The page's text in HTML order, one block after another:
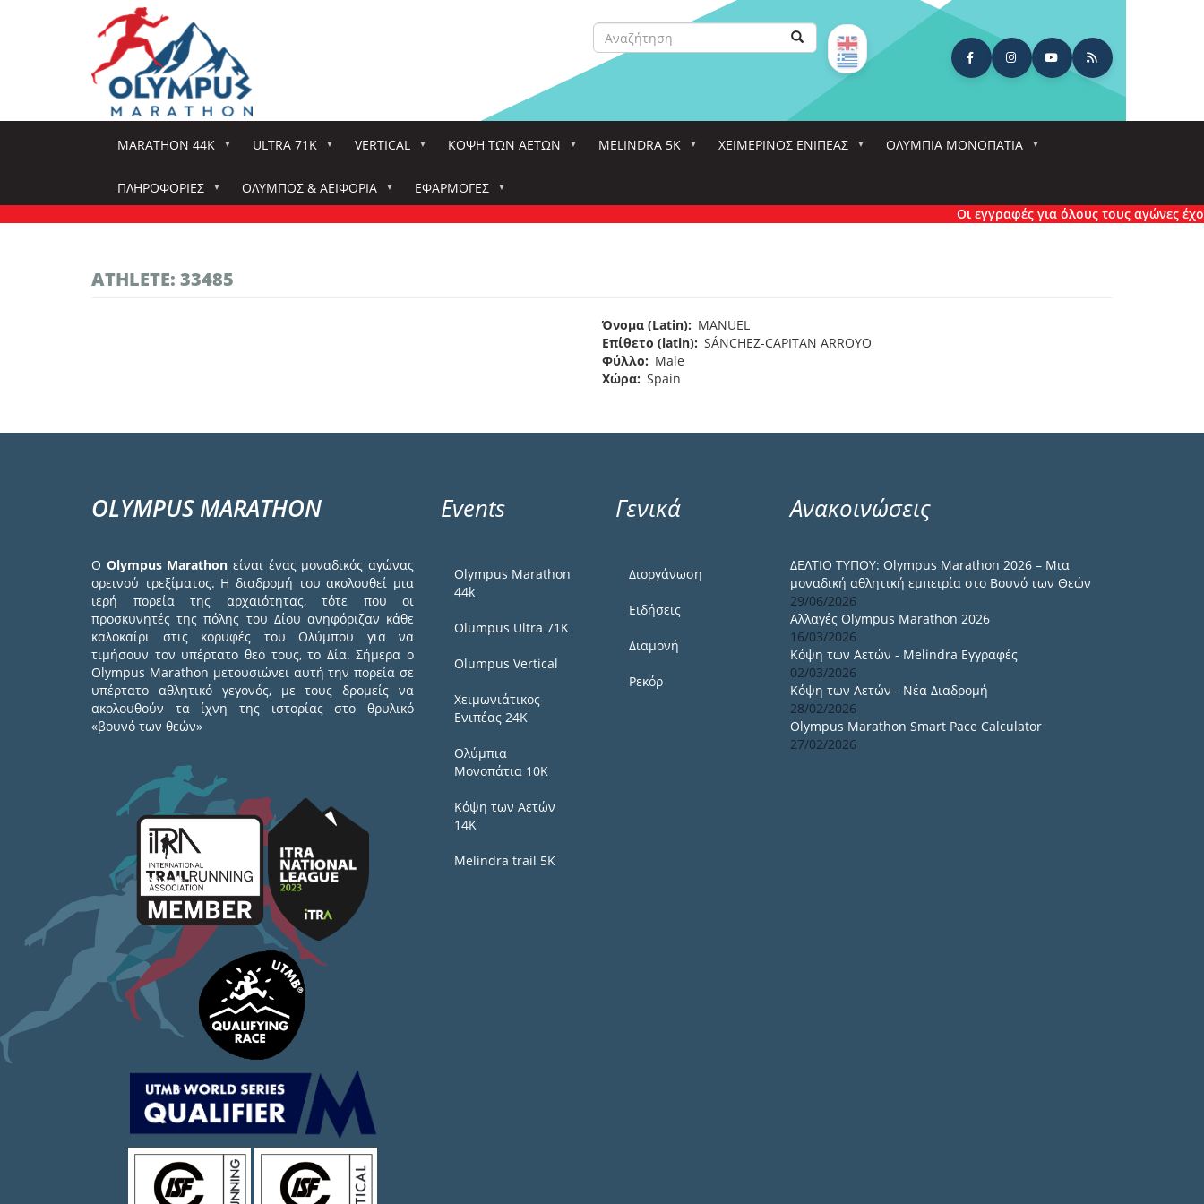
Search
Αναζήτηση Αναζήτηση
MARATHON 44K ULTRA 71K VERTICAL ΚΌΨΗ ΤΩΝ ΑΕΤΏΝ MELINDRA 5K ΧΕΙΜΕΡΙΝΟΣ ΕΝΙΠΕΑΣ ΟΛΎΜΠΙΑ ΜΟΝΟΠΆΤΙΑ
ΠΛΗΡΟΦΟΡΊΕΣ ΌΛΥΜΠΟΣ & ΑΕΙΦΟΡΊΑ
ΕΦΑΡΜΟΓΈΣ
Οι εγγραφές για όλους τους αγώνες
ATHLETE: 33485
Όνομα (Latin)
MANUEL
Επίθετο (latin) SÁNCHEZ-CAPITAN ARROYO
Φύλλο
Male
Χώρα Spain
OLYMPUS MARATHON
Ο Olympus Marathon είναι ένας μοναδικός αγώνας
ορεινού τρεξίματος. Η διαδρομή του ακολουθεί μια
ιερή πορεία της αρχαιότητας, τότε που οι
προσκυνητές της πόλης του Δίου ανηφόριζαν κάθε
καλοκαίρι στις κορυφές του Ολύμπου για να
τιμήσουν τον υπέρτατο θεό τους, το Δία. Σήμερα ο
Olympus Marathon μετουσιώνει αυτή την πορεία σε
υπέρτατο αθλητικό γεγονός, με τους δρομείς να
ακολουθούν τα ίχνη της ιστορίας στο θρυλικό
«βουνό των θεών»
Events
Olympus Marathon
44k
Olumpus Ultra 71K
Olumpus Vertical
Χειμωνιάτικος
Ενιπέας 24Κ
Ολύμπια
Μονοπάτια 10Κ
Κόψη των Αετών
14Κ
Melindra trail 5Κ
Γενικά
Διοργάνωση
Ειδήσεις
Διαμονή
Ρεκόρ
Ανακοινώσεις
ΔΕΛΤΙΟ ΤΥΠΟΥ: Olympus Marathon 2026 – Μια
μοναδική αθλητική εμπειρία στο Βουνό των Θεών
29/06/2026
Αλλαγές Olympus Marathon 2026
16/03/2026
Κόψη των Αετών - Melindra Εγγραφές
02/03/2026
Κόψη των Αετών - Νέα Διαδρομή
28/02/2026
Olympus Marathon Smart Pace Calculator
27/02/2026